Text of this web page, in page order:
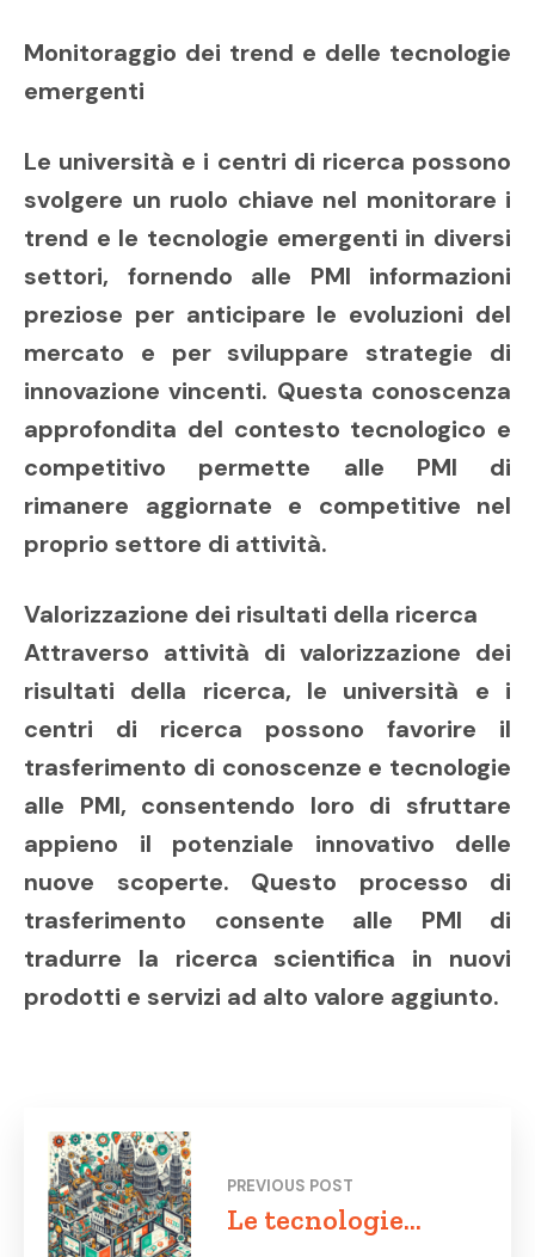
Monitoraggio dei trend e delle tecnologie
emergenti
Le università e i centri di ricerca possono
svolgere un ruolo chiave nel monitorare i
trend e le tecnologie emergenti in diversi
settori, fornendo alle PMI informazioni
preziose per anticipare le evoluzioni del
mercato e per sviluppare strategie di
innovazione vincenti. Questa conoscenza
approfondita del contesto tecnologico e
competitivo permette alle PMI di
rimanere aggiornate e competitive nel
proprio settore di attività.
Valorizzazione dei risultati della ricerca
Attraverso attività di valorizzazione dei
risultati della ricerca, le università e i
centri di ricerca possono favorire il
trasferimento di conoscenze e tecnologie
alle PMI, consentendo loro di sfruttare
appieno il potenziale innovativo delle
nuove scoperte. Questo processo di
trasferimento consente alle PMI di
tradurre la ricerca scientifica in nuovi
prodotti e servizi ad alto valore aggiunto.
PREVIOUS POST
Le tecnologie